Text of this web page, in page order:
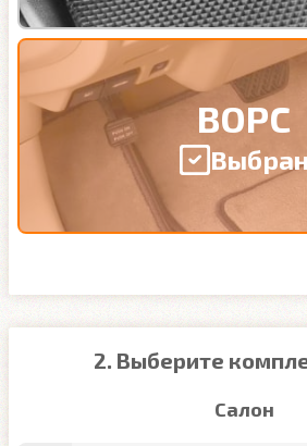
ВОРС
2. Выберите
Салон